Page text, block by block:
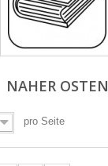
NAHER OSTEN
pro Seite